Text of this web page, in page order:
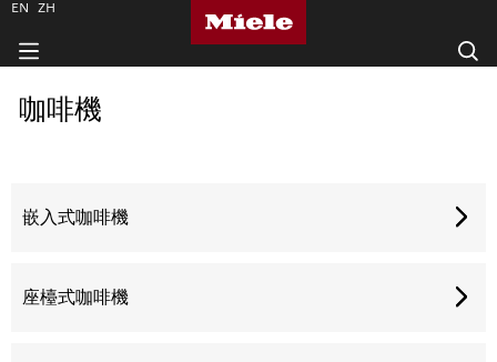
咖啡機
嵌入式咖啡機
座檯式咖啡機
EN ZH